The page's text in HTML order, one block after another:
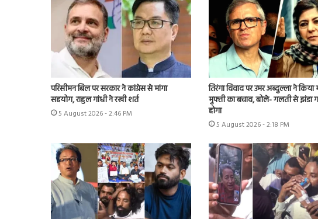
परिसीमन बिल पर सरकार ने कांग्रेस से मांगा
सहयोग, राहुल गांधी ने रखी शर्त
5 August 2026 - 2:46 PM
तिरंगा विवाद पर उमर अब्दुल्ला ने किया
मुफ्ती का बचाव, बोले- गलती से झंडा
होगा
5 August 2026 - 2:18 PM